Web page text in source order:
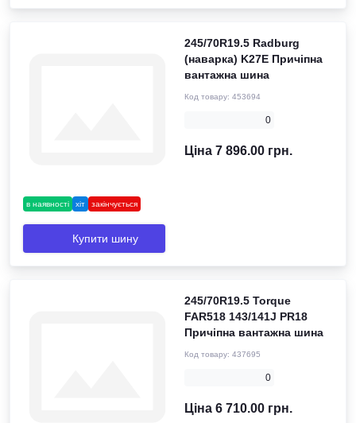
в наявності хіт закінчується
245/70R19.5 Radburg
(наварка) K27E Причіпна
вантажна шина
Код товару: 453694
0
Ціна 7 896.00 грн.
Купити шину
245/70R19.5 Torque
FAR518 143/141J PR18
Причіпна вантажна шина
Код товару: 437695
0
Ціна 6 710.00 грн.